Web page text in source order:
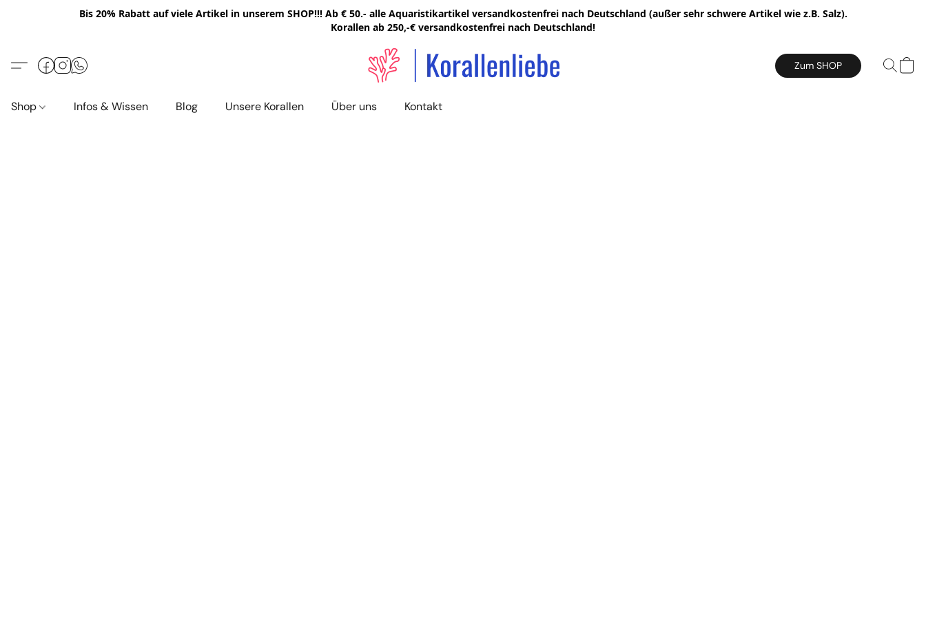
Bis 20% Rabatt auf viele Artikel in unserem SHOP!!! Ab € 50.- alle Aquaristikartikel versandkostenfrei nach Deutschland (außer sehr schwere Artikel wie z.B. Salz).
Korallen ab 250,-€ versandkostenfrei nach Deutschland!
Zum SHOP
Shop Infos & Wissen Blog Unsere Korallen Über uns Kontakt